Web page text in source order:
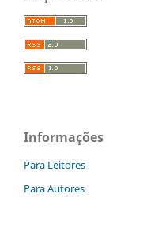
Informações
Para Leitores
Para Autores